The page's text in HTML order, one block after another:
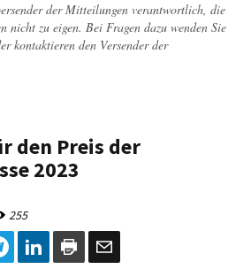
der Mitteilungen verantwortlich, die
nicht zu eigen. Bei Fragen dazu wenden Sie
kontaktieren den Versender der
den Preis der
2023
255